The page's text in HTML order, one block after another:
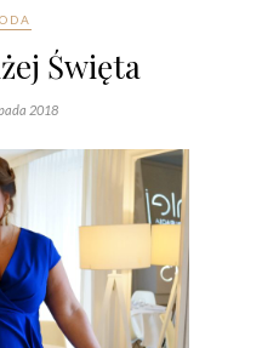
Święta
2018